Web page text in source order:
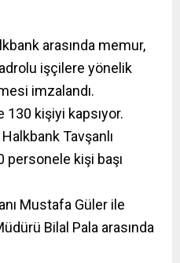
arasında memur,
işçilere yönelik
imzalandı.
130 kişiyi kapsıyor.
Tavşanlı
personele kişi başı
Mustafa Güler ile
Bilal Pala arasında